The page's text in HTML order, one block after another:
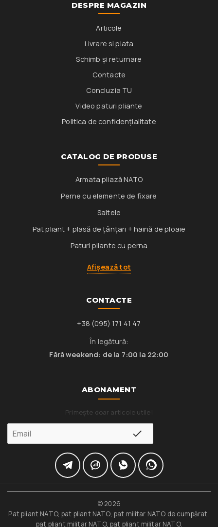
DESPRE MAGAZIN
Articole
Livrare si plata
Schimb și returnare
Contacte
Concluzia TU
Video paturi pliante
Politica de confidențialitate
CATALOG DE PRODUSE
Armata pliază NATO
Perne cu elemente de fixare
Saltele
Pat pliant + plasă de țânțari + haină de ploaie
Paturi pliante cu perna
Afișează tot
CONTACTE
+38 (095) 171 41 47
În legătură:
Fără weekend: de la 7:00 la 22:00
ABONAMENT
Primește doar articole utile!
© 2026
Pat pliant NATO, pat pliant NATO, pat militar NATO de cumpărat,
pat pliant militar NATO, pat pliant militar NATO.